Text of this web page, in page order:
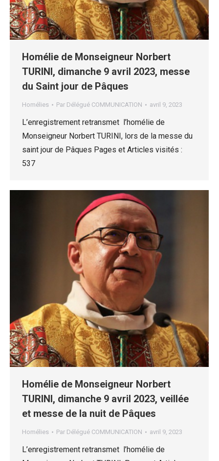
Homélie de Monseigneur Norbert
TURINI, dimanche 9 avril 2023, messe
du Saint jour de Pâques
Homélies Par Délégué COMMUNICATION avril 9, 2023
L’enregistrement retransmet l’homélie de
Monseigneur Norbert TURINI, lors de la messe du
saint jour de Pâques Pages et Articles visités :
537
Homélie de Monseigneur Norbert
TURINI, dimanche 9 avril 2023, veillée
et messe de la nuit de Pâques
Homélies Par Délégué COMMUNICATION avril 9, 2023
L’enregistrement retransmet l’homélie de